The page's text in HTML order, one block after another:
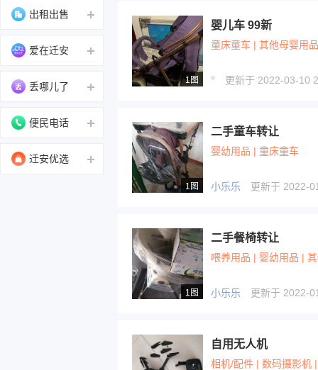
出租出售
爱在迁安
丢哪儿了
便民电话
迁安优选
1图
婴儿车 99新
童床童车 | 其他母婴用品
° 更新于 2022-03-10
1图
二手童车转让
婴幼用品 | 童床童车
小乐乐 更新于 2022-
1图
二手餐椅转让
喂养用品 | 婴幼用品 |
小乐乐 更新于 2022-
自用无人机
相机/配件 | 数码摄影机